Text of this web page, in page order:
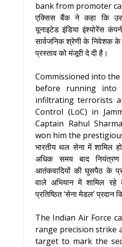
bank from promoter
एक्सिस बैंक ने कहा कि
यूनाइटेड इंडिया इंश्योरेंस
सार्वजनिक श्रेणी के निवेशक
प्रस्ताव को मंजूरी दे दी है।
Commissioned into
before running into
infiltrating terrorists
Control (LoC) in
Captain Rahul
won him the
भारतीय थल सेना में शामिल
अधिक समय बाद
आतंकवादियों की घुसपैठ के
वाले अभियान में शामिल रहे
प्रतिष्ठित ‘सेना मेडल’ प्रदान
The Indian Air Force
range precision strike
target to mark the